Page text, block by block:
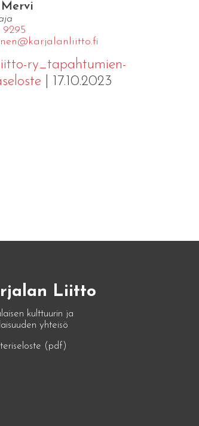
ry_tapahtumien-
| 17.10.2023
Liitto
kulttuurin ja
yhteisö
(pdf)